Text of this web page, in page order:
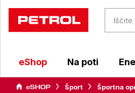
eShop Na poti
Šport Športna